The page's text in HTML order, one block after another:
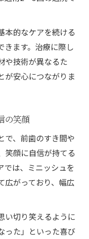
本的なケアを続ける
きます。治療に際し
や技術が異なるた
が安心につながりま
の笑顔
で、前歯のすき間や
笑顔に自信が持てる
では、ミニッシュを
広がっており、幅広
い切り笑えるように
った」といった喜び